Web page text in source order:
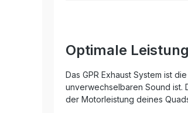
gleichbleibend hohe
profitieren. Hergestellt in
Jahre internationale Garantie.
Montageempfehlungen:
sind Plug and Play. Es wird
Optimale
Das GPR Exhaust System ist
unverwechselbaren Sound ist.
der Motorleistung deines